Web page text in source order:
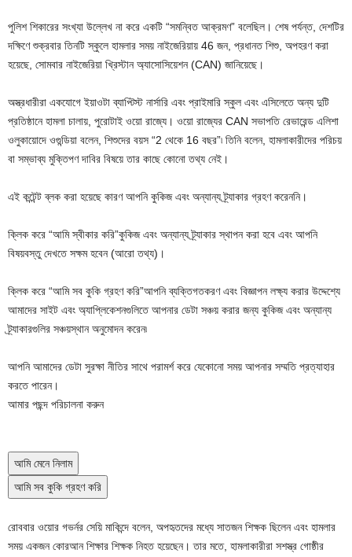
পুলিশ শিকারের সংখ্যা উল্লেখ না করে একটি “সমন্বিত আক্রমণ” বলেছিল। শেষ পর্যন্ত, দেশটির
দক্ষিণে শুক্রবার তিনটি স্কুলে হামলার সময় নাইজেরিয়ায় 46 জন, প্রধানত শিশু, অপহরণ করা
হয়েছে, সোমবার নাইজেরিয়া খ্রিস্টান অ্যাসোসিয়েশন (CAN) জানিয়েছে।
অস্ত্রধারীরা একযোগে ইয়াওটা ব্যাপ্টিস্ট নার্সারি এবং প্রাইমারি স্কুল এবং এসিলেতে অন্য দুটি
প্রতিষ্ঠানে হামলা চালায়, পুরোটাই ওয়ো রাজ্যে। ওয়ো রাজ্যের CAN সভাপতি রেভারেন্ড এলিশা
ওলুকায়োদে ওগুন্ডিয়া বলেন, শিশুদের বয়স “2 থেকে 16 বছর”৷ তিনি বলেন, হামলাকারীদের পরিচয়
বা সম্ভাব্য মুক্তিপণ দাবির বিষয়ে তার কাছে কোনো তথ্য নেই।
এই কন্টেন্ট ব্লক করা হয়েছে কারণ আপনি কুকিজ এবং অন্যান্য ট্র্যাকার গ্রহণ করেননি।
ক্লিক করে “আমি স্বীকার করি”কুকিজ এবং অন্যান্য ট্র্যাকার স্থাপন করা হবে এবং আপনি
বিষয়বস্তু দেখতে সক্ষম হবেন(আরো তথ্য)।
ক্লিক করে “আমি সব কুকি গ্রহণ করি”আপনি ব্যক্তিগতকরণ এবং বিজ্ঞাপন লক্ষ্য করার উদ্দেশ্যে
আমাদের সাইট এবং অ্যাপ্লিকেশনগুলিতে আপনার ডেটা সঞ্চয় করার জন্য কুকিজ এবং অন্যান্য
ট্র্যাকারগুলির সঞ্চয়স্থান অনুমোদন করেন৷
আপনি আমাদের ডেটা সুরক্ষা নীতির সাথে পরামর্শ করে যেকোনো সময় আপনার সম্মতি প্রত্যাহার
করতে পারেন।
আমার পছন্দ পরিচালনা করুন
আমি মেনে নিলাম
আমি সব কুকি গ্রহণ করি
রোববার ওয়োর গভর্নর সেয়ি মাকিন্দে বলেন, অপহৃতদের মধ্যে সাতজন শিক্ষক ছিলেন এবং হামলার
সময় একজন কোরআন শিক্ষার শিক্ষক নিহত হয়েছেন। তার মতে, হামলাকারীরা সশস্ত্র গোষ্ঠীর